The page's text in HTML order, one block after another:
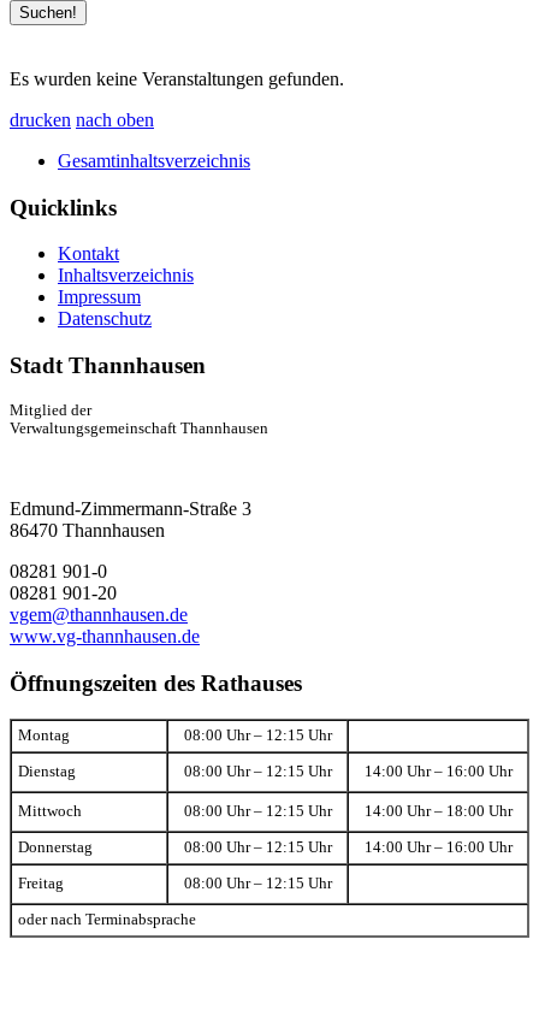
Es wurden keine Veranstaltungen gefunden.
drucken nach oben
Gesamtinhaltsverzeichnis
Quicklinks
Kontakt
Inhaltsverzeichnis
Impressum
Datenschutz
Stadt Thannhausen
Mitglied der
Verwaltungsgemeinschaft Thannhausen
Edmund-Zimmermann-Straße 3
86470 Thannhausen
08281 901-0
08281 901-20
vgem@thannhausen.de
www.vg-thannhausen.de
Öffnungszeiten des Rathauses
Montag 08:00 Uhr – 12:15 Uhr
Dienstag 08:00 Uhr – 12:15 Uhr 14:00 Uhr – 16:00 Uhr
Mittwoch 08:00 Uhr – 12:15 Uhr 14:00 Uhr – 18:00 Uhr
Donnerstag 08:00 Uhr – 12:15 Uhr 14:00 Uhr – 16:00 Uhr
Freitag 08:00 Uhr – 12:15 Uhr
oder nach Terminabsprache